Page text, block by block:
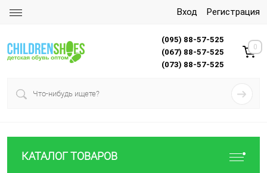
Вход Регистрация
(095) 88-57-525
(067) 88-57-525
(073) 88-57-525
0
КАТАЛОГ ТОВАРОВ